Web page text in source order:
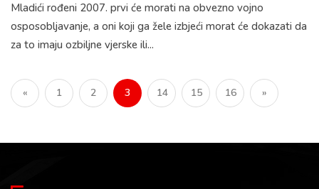
Mladići rođeni 2007. prvi će morati na obvezno vojno
osposobljavanje, a oni koji ga žele izbjeći morat će dokazati da
za to imaju ozbiljne vjerske ili...
« 1 2 3 14 15 16 »